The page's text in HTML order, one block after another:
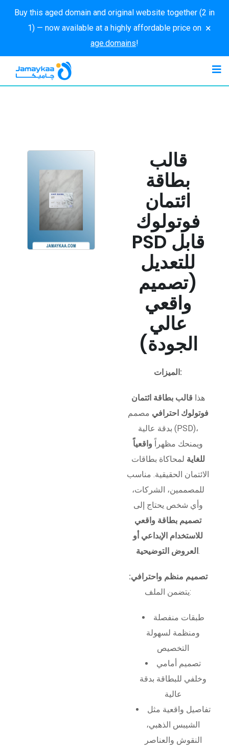
Buy this aged domain and original website together (2 in
1) — now available at a highly affordable price on
age.domains!
×
قالب
بطاقة
ائتمان
فوتولوك
PSD قابل
للتعديل
(تصميم
واقعي
عالي
الجودة)
الميزات:
هذا قالب بطاقة ائتمان
فوتولوك احترافي مصمم
بدقة عالية (PSD)،
ويمنحك مظهراً واقعياً
للغاية لمحاكاة بطاقات
الائتمان الحقيقية. مناسب
للمصممين، الشركات،
وأي شخص يحتاج إلى
تصميم بطاقة واقعي
للاستخدام الإبداعي أو
العروض التوضيحية .
تصميم منظم واحترافي:
يتضمن الملف:
طبقات منفصلة
ومنظمة لسهولة
التخصيص
تصميم أمامي
وخلفي للبطاقة بدقة
عالية
تفاصيل واقعية مثل
الشيبس الذهبي،
النقوش والعناصر